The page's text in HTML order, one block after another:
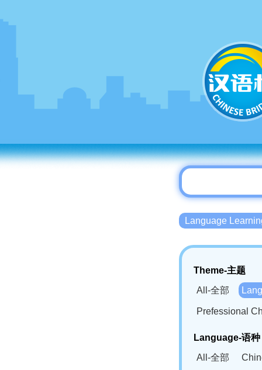
Language
Theme-主题
All-全部
Prefessional
Language-语种
All-全部